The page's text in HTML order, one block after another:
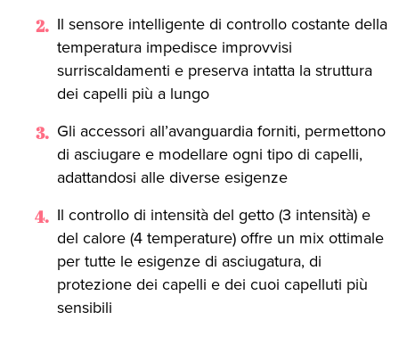
Il sensore intelligente di controllo costante della
temperatura impedisce improvvisi
surriscaldamenti e preserva intatta la struttura
dei capelli più a lungo
Gli accessori all’avanguardia forniti, permettono
di asciugare e modellare ogni tipo di capelli,
adattandosi alle diverse esigenze
Il controllo di intensità del getto (3 intensità) e
del calore (4 temperature) offre un mix ottimale
per tutte le esigenze di asciugatura, di
protezione dei capelli e dei cuoi capelluti più
sensibili